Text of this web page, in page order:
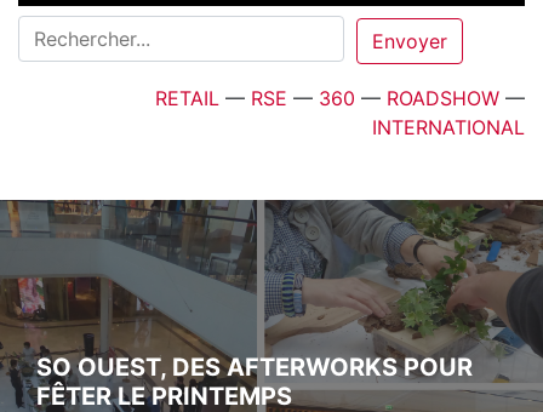
RETAIL — RSE — 360 — ROADSHOW —
INTERNATIONAL
SO OUEST, DES AFTERWORKS POUR
FÊTER LE PRINTEMPS